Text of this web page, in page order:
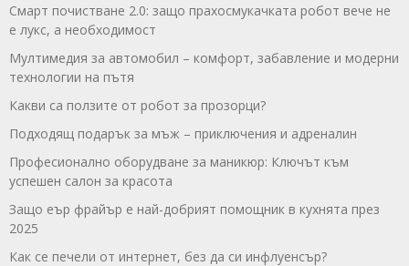
Смарт почистване 2.0: защо прахосмукачката робот вече не
е лукс, а необходимост
Мултимедия за автомобил – комфорт, забавление и модерни
технологии на пътя
Какви са ползите от робот за прозорци?
Подходящ подарък за мъж – приключения и адреналин
Професионално оборудване за маникюр: Ключът към
успешен салон за красота
Защо еър фрайър е най-добрият помощник в кухнята през
2025
Как се печели от интернет, без да си инфлуенсър?